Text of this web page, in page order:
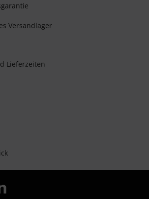
Versandlager
Lieferzeiten